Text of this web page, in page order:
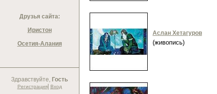
Друзья сайта:
Иристон
Осетия-Алания
Здравствуйте, Гость
Регистрация| Вход
Аслан Хетагуров
(живопись)